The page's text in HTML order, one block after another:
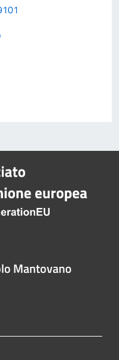
Mantovano